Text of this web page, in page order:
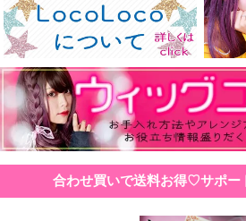
合わせ買いで送料お得♡サポー